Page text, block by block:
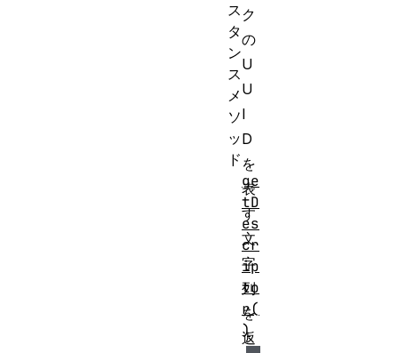
ク
の
U
U
I
D
を
表
す
文
字
列
を
返
ス
タ
ン
ス
メ
ソ
ッ
ド
ge
tD
es
cr
ip
to
r(
)